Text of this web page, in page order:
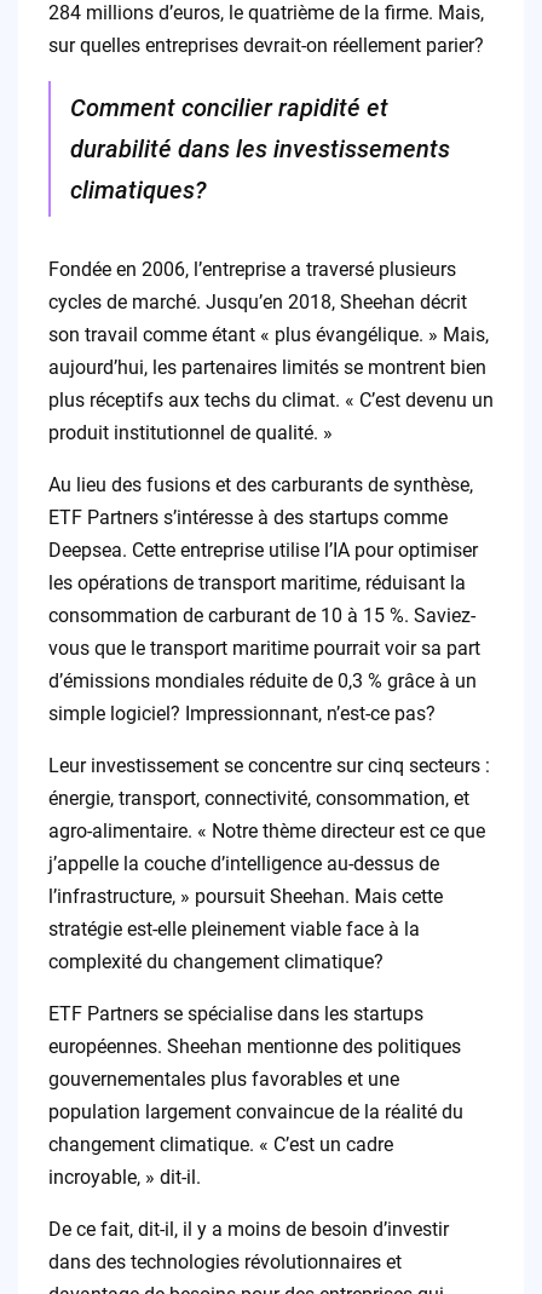
284 millions d’euros, le quatrième de la firme. Mais,
sur quelles entreprises devrait-on réellement parier?
Comment concilier rapidité et
durabilité dans les investissements
climatiques?
Fondée en 2006, l’entreprise a traversé plusieurs
cycles de marché. Jusqu’en 2018, Sheehan décrit
son travail comme étant « plus évangélique. » Mais,
aujourd’hui, les partenaires limités se montrent bien
plus réceptifs aux techs du climat. « C’est devenu un
produit institutionnel de qualité. »
Au lieu des fusions et des carburants de synthèse,
ETF Partners s’intéresse à des startups comme
Deepsea. Cette entreprise utilise l’IA pour optimiser
les opérations de transport maritime, réduisant la
consommation de carburant de 10 à 15 %. Saviez-
vous que le transport maritime pourrait voir sa part
d’émissions mondiales réduite de 0,3 % grâce à un
simple logiciel? Impressionnant, n’est-ce pas?
Leur investissement se concentre sur cinq secteurs :
énergie, transport, connectivité, consommation, et
agro-alimentaire. « Notre thème directeur est ce que
j’appelle la couche d’intelligence au-dessus de
l’infrastructure, » poursuit Sheehan. Mais cette
stratégie est-elle pleinement viable face à la
complexité du changement climatique?
ETF Partners se spécialise dans les startups
européennes. Sheehan mentionne des politiques
gouvernementales plus favorables et une
population largement convaincue de la réalité du
changement climatique. « C’est un cadre
incroyable, » dit-il.
De ce fait, dit-il, il y a moins de besoin d’investir
dans des technologies révolutionnaires et